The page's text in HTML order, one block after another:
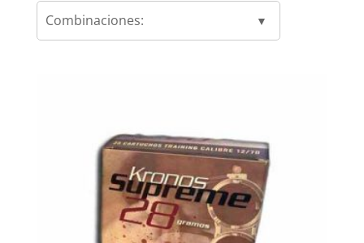
Combinaciones: